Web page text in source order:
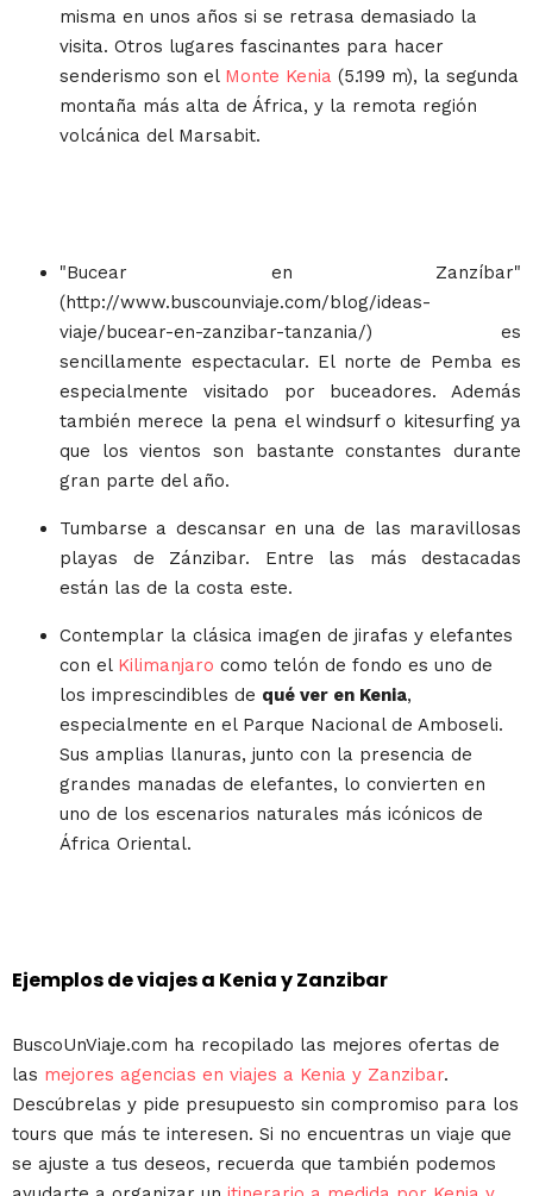
misma en unos años si se retrasa demasiado la
visita. Otros lugares fascinantes para hacer
senderismo son el Monte Kenia (5.199 m), la segunda
montaña más alta de África, y la remota región
volcánica del Marsabit.
"Bucear en Zanzíbar"
(http://www.buscounviaje.com/blog/ideas-
viaje/bucear-en-zanzibar-tanzania/) es
sencillamente espectacular. El norte de Pemba es
especialmente visitado por buceadores. Además
también merece la pena el windsurf o kitesurfing ya
que los vientos son bastante constantes durante
gran parte del año.
Tumbarse a descansar en una de las maravillosas
playas de Zánzibar. Entre las más destacadas
están las de la costa este.
Contemplar la clásica imagen de jirafas y elefantes
con el Kilimanjaro como telón de fondo es uno de
los imprescindibles de qué ver en Kenia,
especialmente en el Parque Nacional de Amboseli.
Sus amplias llanuras, junto con la presencia de
grandes manadas de elefantes, lo convierten en
uno de los escenarios naturales más icónicos de
África Oriental.
Ejemplos de viajes a Kenia y Zanzibar
BuscoUnViaje.com ha recopilado las mejores ofertas de
las mejores agencias en viajes a Kenia y Zanzibar.
Descúbrelas y pide presupuesto sin compromiso para los
tours que más te interesen. Si no encuentras un viaje que
se ajuste a tus deseos, recuerda que también podemos